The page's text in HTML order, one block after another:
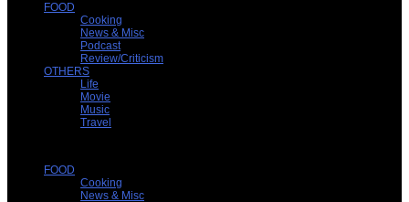
FOOD
Cooking
News & Misc
Podcast
Review/Criticism
OTHERS
Life
Movie
Music
Travel
FOOD
Cooking
News & Misc